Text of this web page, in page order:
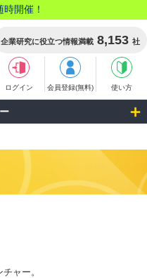
開催！
企業研究に役立つ情報満載 8,153 社
ログイン 会員登録(無料) 使い方
ャー。